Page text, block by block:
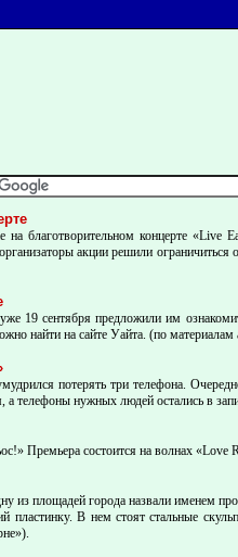
благотворительном концерте
акции решили
19 сентября предложили им
найти на сайте Уайта. (по материалам
потерять три телефона.
телефоны нужных людей остались в
Премьера состоится на волнах «Love
из площадей города назвали именем
В нем стоят стальные